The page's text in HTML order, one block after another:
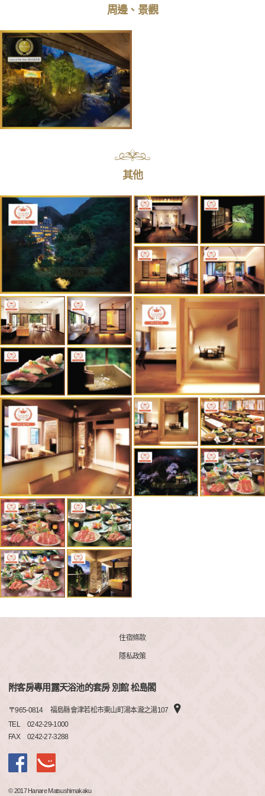
周邊、景觀
其他
住宿條款
隱私政策
附客房專用露天浴池的套房 別館 松島閣
〒965-0814
福島縣會津若松市東山町湯本瀧之湯107
TEL
0242-29-1000
FAX
0242-27-3288
© 2017 Hanare Matsushimakaku